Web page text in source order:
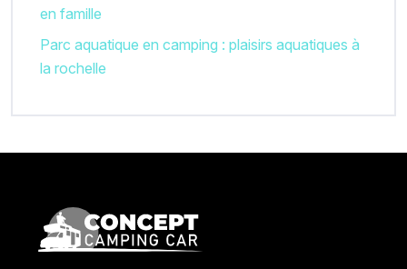
en famille
Parc aquatique en camping : plaisirs aquatiques à
la rochelle